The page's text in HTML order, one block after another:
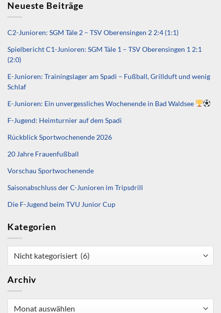
Neueste Beiträge
C2-Junioren: SGM Täle 2 – TSV Oberensingen 2 2:4 (1:1)
Spielbericht C1-Junioren: SGM Täle 1 – TSV Oberensingen 1 2:1
(2:0)
E-Junioren: Trainingslager am Spadi – Fußball, Grillduft und wenig
Schlaf
E-Junioren: Ein unvergessliches Wochenende in Bad Waldsee
F-Jugend: Heimturnier auf dem Spadi
Rückblick Sportwochenende 2026
20 Jahre Frauenfußball
Vorschau Sportwochenende
Saisonabschluss der C-Junioren im Tripsdrill
Die F-Jugend beim TVU Junior Cup
Kategorien
Archiv